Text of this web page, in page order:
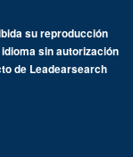
su reproducción
sin autorización
de Leadearsearch